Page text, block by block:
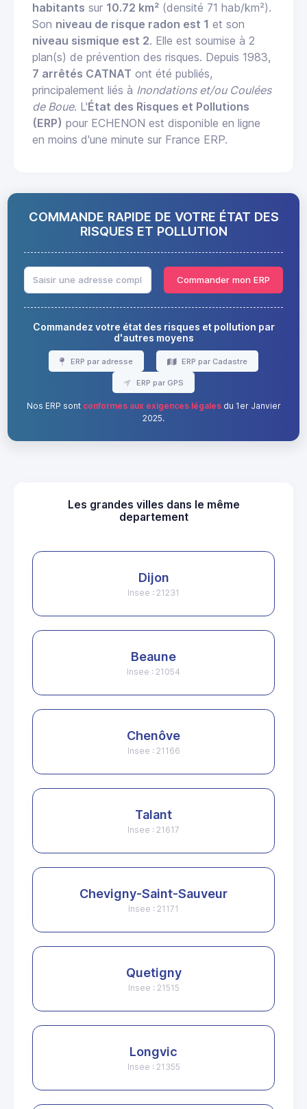
habitants sur 10.72 km² (densité 71 hab/km²).
Son niveau de risque radon est 1 et son
niveau sismique est 2. Elle est soumise à 2
plan(s) de prévention des risques. Depuis 1983,
7 arrêtés CATNAT ont été publiés,
principalement liés à Inondations et/ou Coulées
de Boue. L'État des Risques et Pollutions
(ERP) pour ECHENON est disponible en ligne
en moins d'une minute sur France ERP.
COMMANDE RAPIDE DE VOTRE ÉTAT DES
RISQUES ET POLLUTION
Commander mon ERP
Commandez votre état des risques et pollution par
d'autres moyens
ERP par adresse ERP par Cadastre
ERP par GPS
Nos ERP sont conformes aux exigences légalesdu 1er Janvier
2025.
Les grandes villes dans le même
departement
Dijon
Insee : 21231
Beaune
Insee : 21054
Chenôve
Insee : 21166
Talant
Insee : 21617
Chevigny-Saint-Sauveur
Insee : 21171
Quetigny
Insee : 21515
Longvic
Insee : 21355